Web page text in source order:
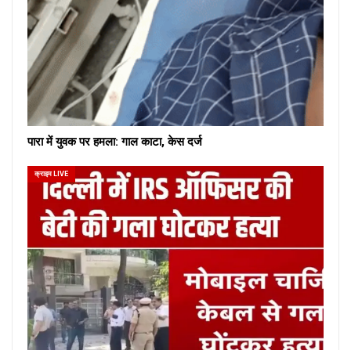
पारा में युवक पर हमला: गाल काटा, केस दर्ज
क्राइम LIVE